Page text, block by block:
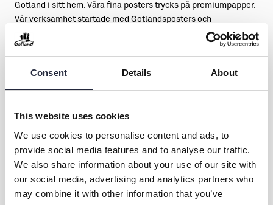
Consent Details About
This website uses cookies
We use cookies to personalise content and ads, to
provide social media features and to analyse our traffic.
We also share information about your use of our site with
our social media, advertising and analytics partners who
may combine it with other information that you’ve
Gotland i sitt hem. Våra fina posters trycks på premiumpapper.
Vår verksamhet startade med Gotlandsposters och
gotlandsmotiv. Nu har vi motiv från flera pärlor i Sverige.
Hitta ditt motiv på Sverigeposters.se
Kontakt & öppettider